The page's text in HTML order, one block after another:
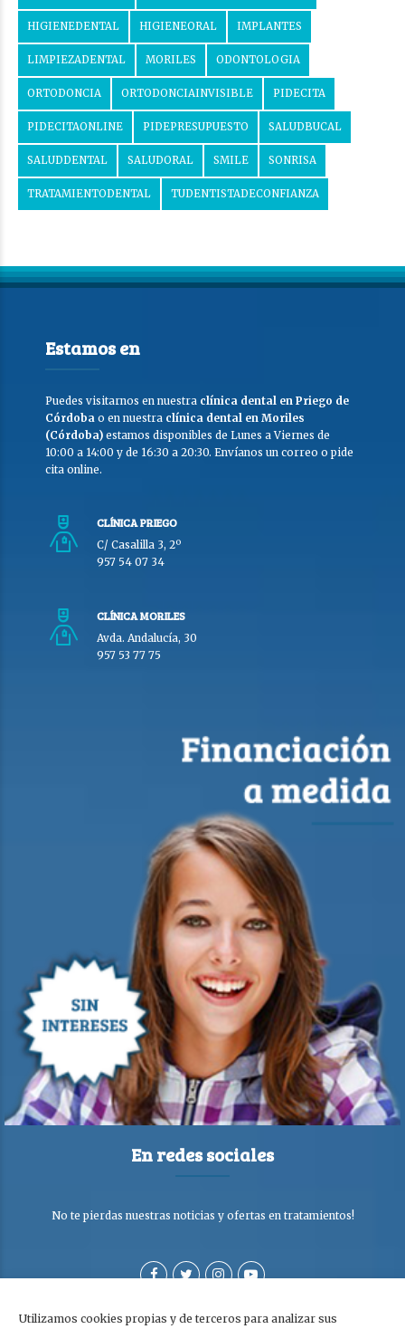
Utilizamos cookies propias y de terceros para analizar sus
HIGIENEDENTAL HIGIENEORAL IMPLANTES
LIMPIEZADENTAL MORILES ODONTOLOGIA
ORTODONCIA ORTODONCIAINVISIBLE PIDECITA
PIDECITAONLINE PIDEPRESUPUESTO SALUDBUCAL
SALUDDENTAL SALUDORAL SMILE SONRISA
TRATAMIENTODENTAL TUDENTISTADECONFIANZA
Estamos en
Puedes visitarnos en nuestra clínica dental en Priego de
Córdoba o en nuestra clínica dental en Moriles
(Córdoba) estamos disponibles de Lunes a Viernes de
10:00 a 14:00 y de 16:30 a 20:30. Envíanos un correo o pide
cita online.
CLÍNICA PRIEGO
C/ Casalilla 3, 2º
957 54 07 34
CLÍNICA MORILES
Avda. Andalucía, 30
957 53 77 75
En redes sociales
No te pierdas nuestras noticias y ofertas en tratamientos!